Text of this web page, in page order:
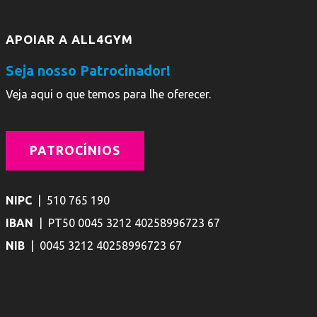
APOIAR A ALL4GYM
Seja nosso Patrocinador!
Veja aqui o que temos para lhe oferecer.
PATROCÍNIOS
NIPC | 510 765 190
IBAN | PT50 0045 3212 40258996723 67
NIB
| 0045 3212 40258996723 67